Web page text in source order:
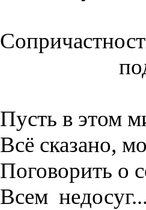
Пусть в этом
Всё сказано,
Поговорить о
Всем